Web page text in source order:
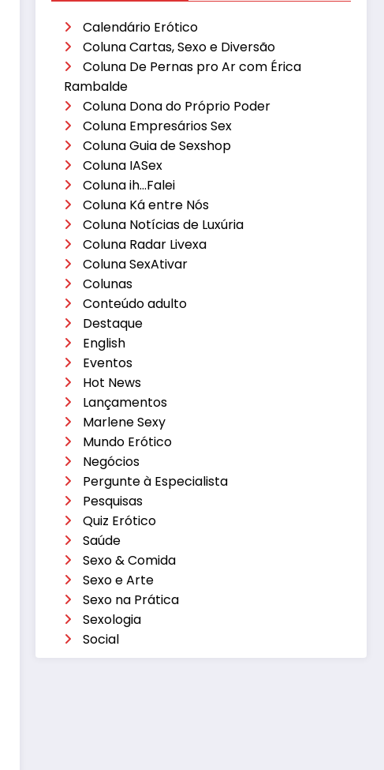
Calendário Erótico
Coluna Cartas, Sexo e Diversão
Coluna De Pernas pro Ar com Érica
Rambalde
Coluna Dona do Próprio Poder
Coluna Empresários Sex
Coluna Guia de Sexshop
Coluna IASex
Coluna ih…Falei
Coluna Ká entre Nós
Coluna Notícias de Luxúria
Coluna Radar Livexa
Coluna SexAtivar
Colunas
Conteúdo adulto
Destaque
English
Eventos
Hot News
Lançamentos
Marlene Sexy
Mundo Erótico
Negócios
Pergunte à Especialista
Pesquisas
Quiz Erótico
Saúde
Sexo & Comida
Sexo e Arte
Sexo na Prática
Sexologia
Social